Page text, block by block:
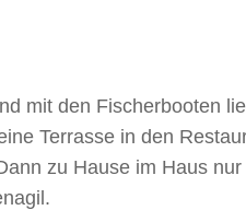
mit den Fischerbooten
Terrasse in den
zu Hause im Haus nur